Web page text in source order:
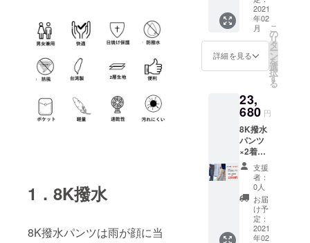
1．8K撥水
8K撥水パンツは雨が顔に当
説明書
2021
年02
月
詳細を見る
こ
の
リ
タ
ー
ン
を
選
択
す
る
23,
680 円
8K撥水
パンツ
×2着
26％OF
F ・8K
撥水パ
ンツ
ブラッ
ク・
カーキ
（お好
支援
者：
0人
お届
け予
定：
2021
年02